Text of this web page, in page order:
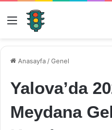
Menü
Anasayfa /Genel
Yalova’da
Meydana